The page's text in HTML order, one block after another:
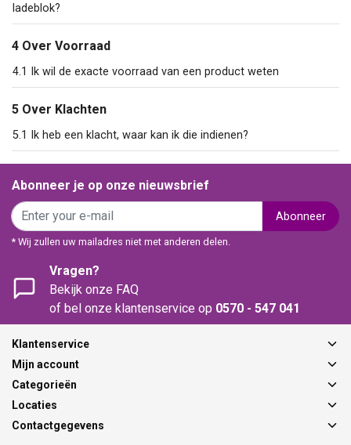
ladeblok?
4 Over Voorraad
4.1 Ik wil de exacte voorraad van een product weten
5 Over Klachten
5.1 Ik heb een klacht, waar kan ik die indienen?
Abonneer je op onze nieuwsbrief
Abonneer
* Wij zullen uw mailadres niet met anderen delen.
Vragen?
Bekijk onze FAQ
of bel onze klantenservice op 0570 - 547 041
Klantenservice
Mijn account
Categorieën
Locaties
Contactgegevens